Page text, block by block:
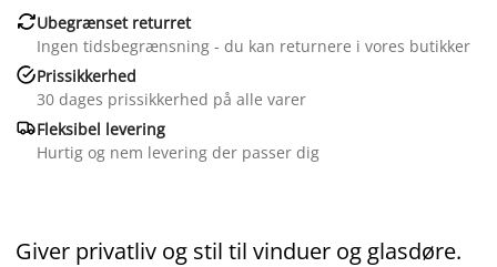
Ubegrænset returret
Ingen tidsbegrænsning - du kan returnere i vores butikker
Prissikkerhed
30 dages prissikkerhed på alle varer
Fleksibel levering
Hurtig og nem levering der passer dig
Giver privatliv og stil til vinduer og glasdøre.